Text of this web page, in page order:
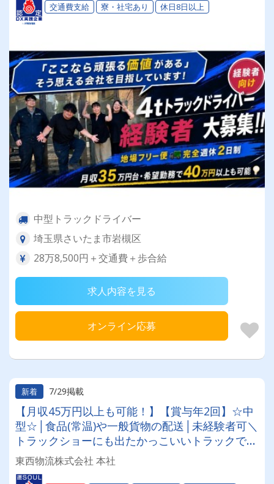
交通費支給 寮・社宅あり 休日8日以上
中型トラックドライバー
埼玉県さいたま市岩槻区
28万8,500円＋交通費＋歩合給
求人内容を見る
オンライン応募
新着 7/29掲載
【月収45万円以上も可能！】【賞与年2回】☆中
型☆│食品(常温)や一般貨物の配送│未経験者可＼
トラックショーにも出たかっこいいトラックで気
持ちよくドライブ！／
東西物流株式会社 本社